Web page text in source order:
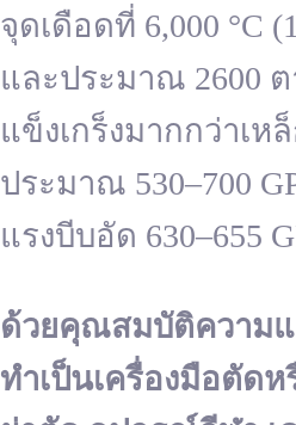
จุดเดือดที่ 6,000 °C
และประมาณ 2600
แข็งเกร็งมากกว่าเ
ประมาณ 530–700
แรงบีบอัด 630–655
ด้วยคุณสมบัติความแ
ทำเป็นเครื่องมือตัดห